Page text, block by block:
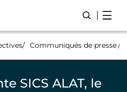
Lancer/
Communiqués de presse
SICS ALAT, le